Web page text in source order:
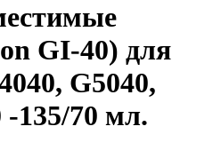
GI-40) для
G5040,
-135/70 мл.